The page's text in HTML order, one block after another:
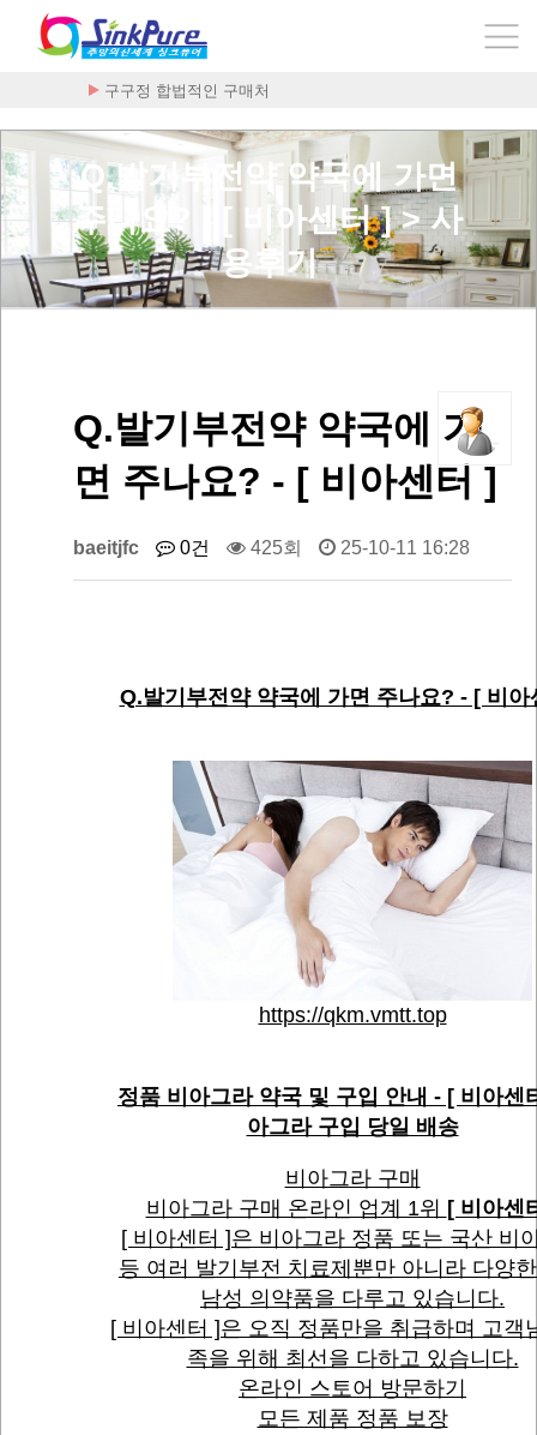
구구정 합법적인 구매처
Q.발기부전약 약국에 가면
주나요? - [ 비아센터 ] > 사
용후기
Q.발기부전약 약국에 가
면 주나요? - [ 비아센터 ]
baeitjfc 0건 425회 25-10-11 16:28
Q.발기부전약 약국에 가면 주나요? - [ 비아
https://qkm.vmtt.top
정품 비아그라 약국 및 구입 안내 - [ 비아센
아그라 구입 당일 배송
비아그라 구매
비아그라 구매 온라인 업계 1위 [ 비아센
[ 비아센터 ]은 비아그라 정품 또는 국산 비
등 여러 발기부전 치료제뿐만 아니라 다양
남성 의약품을 다루고 있습니다.
[ 비아센터 ]은 오직 정품만을 취급하며 고객
족을 위해 최선을 다하고 있습니다.
온라인 스토어 방문하기
모든 제품 정품 보장